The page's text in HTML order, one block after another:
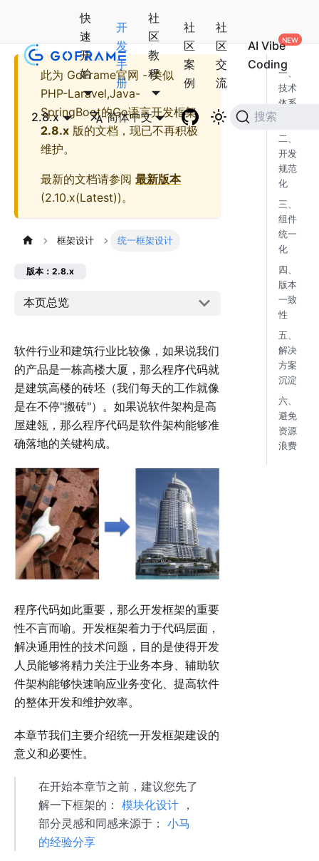
快
速
开
始
开
发
手
册
社
区
教
程
社
区
案
例
社
区
交
流
AI Vibe
Coding
2.8.x 简体中文 搜索
此为 GoFrame官网 - 类似
PHP-Laravel,Java-
SpringBoot的Go语言开发框架
2.8.x 版的文档，现已不再积极
维护。
最新的文档请参阅 最新版本
(2.10.x(Latest))。
框架设计 统一框架设计
版本：2.8.x
本页总览
软件行业和建筑行业比较像，如果说我们
的产品是一栋高楼大厦，那么程序代码就
是建筑高楼的砖坯（我们每天的工作就像
是在不停"搬砖"）。如果说软件架构是高
屋建瓴，那么程序代码是软件架构能够准
确落地的关键构成。
程序代码如此重要，那么开发框架的重要
性不言而喻。开发框架着力于代码层面，
解决通用性的技术问题，目的是使得开发
人员能够将精力关注于业务本身、辅助软
件架构能够快速响应业务变化、提高软件
的整体开发和维护效率。
本章节我们主要介绍统一开发框架建设的
意义和必要性。
在开始本章节之前，建议您先了
解一下框架的： 模块化设计 ，
部分灵感和同感来源于： 小马
的经验分享
一、
技术
体系
二、
开发
规范
化
三、
组件
统一
化
四、
版本
一致
性
五、
解决
方案
沉淀
六、
避免
资源
浪费